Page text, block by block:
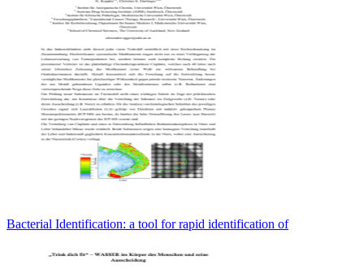
Bacterial Identification: a tool for rapid identification of